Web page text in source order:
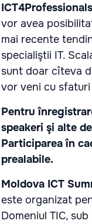
vor avea
mai recente
specialiştii IT.
sunt doar cîteva
vor veni cu
Pentru
speakeri şi alte
Participarea în
prealabile.
Moldova ICT
este organizat
Domeniul TIC,